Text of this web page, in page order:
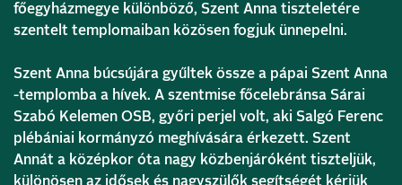
főegyházmegye különböző, Szent Anna tiszteletére
szentelt templomaiban közösen fogjuk ünnepelni.
Szent Anna búcsújára gyűltek össze a pápai Szent Anna
-templomba a hívek. A szentmise főcelebránsa Sárai
Szabó Kelemen OSB, győri perjel volt, aki Salgó Ferenc
plébániai kormányzó meghívására érkezett. Szent
Annát a középkor óta nagy közbenjáróként tiszteljük,
különösen az idősek és nagyszülők segítségét kérjük